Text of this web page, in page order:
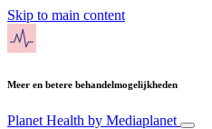
Skip to main content
Meer en betere behandelmogelijkheden
Planet Health by Mediaplanet